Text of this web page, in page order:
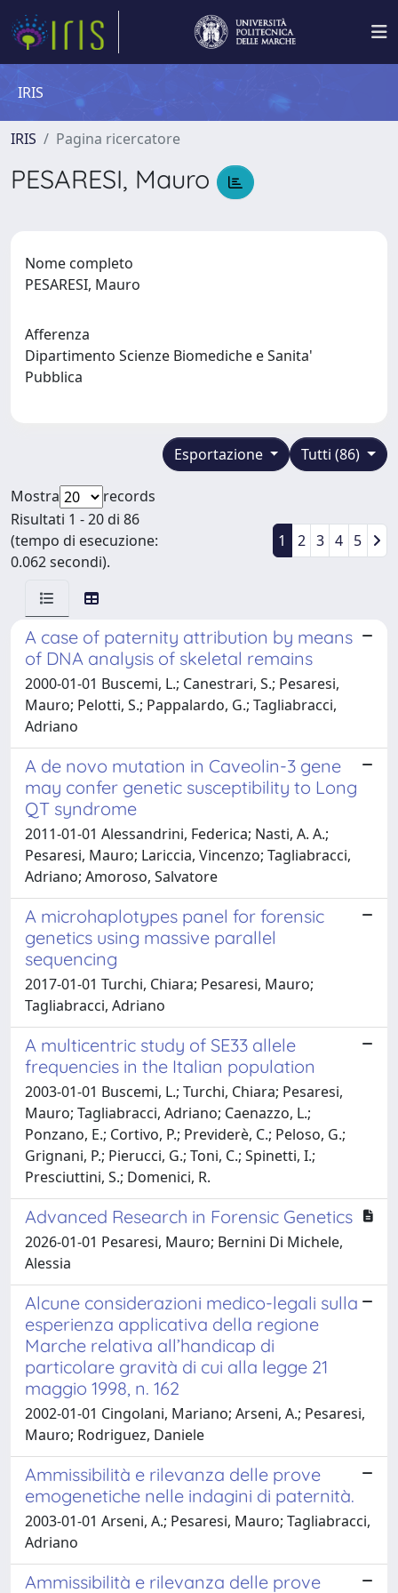
IRIS
IRIS Pagina ricercatore
PESARESI, Mauro
Nome completo
PESARESI, Mauro
Afferenza
Dipartimento Scienze Biomediche e Sanita'
Pubblica
Tutti (86)
Esportazione
Mostra
records
Risultati 1 - 20 di 86
(tempo di esecuzione:
0.062 secondi).
1 2 3 4 5
A case of paternity attribution by means
of DNA analysis of skeletal remains
2000-01-01 Buscemi, L.; Canestrari, S.; Pesaresi,
Mauro; Pelotti, S.; Pappalardo, G.; Tagliabracci,
Adriano
A de novo mutation in Caveolin-3 gene
may confer genetic susceptibility to Long
QT syndrome
2011-01-01 Alessandrini, Federica; Nasti, A. A.;
Pesaresi, Mauro; Lariccia, Vincenzo; Tagliabracci,
Adriano; Amoroso, Salvatore
A microhaplotypes panel for forensic
genetics using massive parallel
sequencing
2017-01-01 Turchi, Chiara; Pesaresi, Mauro;
Tagliabracci, Adriano
A multicentric study of SE33 allele
frequencies in the Italian population
2003-01-01 Buscemi, L.; Turchi, Chiara; Pesaresi,
Mauro; Tagliabracci, Adriano; Caenazzo, L.;
Ponzano, E.; Cortivo, P.; Previderè, C.; Peloso, G.;
Grignani, P.; Pierucci, G.; Toni, C.; Spinetti, I.;
Presciuttini, S.; Domenici, R.
Advanced Research in Forensic Genetics
2026-01-01 Pesaresi, Mauro; Bernini Di Michele,
Alessia
Alcune considerazioni medico-legali sulla
esperienza applicativa della regione
Marche relativa all’handicap di
particolare gravità di cui alla legge 21
maggio 1998, n. 162
2002-01-01 Cingolani, Mariano; Arseni, A.; Pesaresi,
Mauro; Rodriguez, Daniele
Ammissibilità e rilevanza delle prove
emogenetiche nelle indagini di paternità.
2003-01-01 Arseni, A.; Pesaresi, Mauro; Tagliabracci,
Adriano
Ammissibilità e rilevanza delle prove